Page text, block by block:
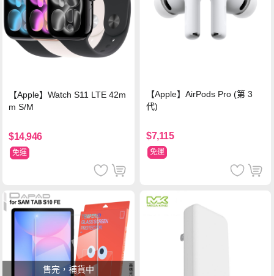
【Apple】Watch S11 LTE 42m
m S/M
$14,946
免運
【Apple】AirPods Pro (第 3
代)
$7,115
免運
售完，補貨中